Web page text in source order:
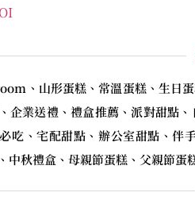
、山形蛋糕、常溫蛋糕、生日蛋
企業送禮、禮盒推薦、派對甜點
吃、宅配甜點、辦公室甜點、伴
中秋禮盒、母親節蛋糕、父親節蛋